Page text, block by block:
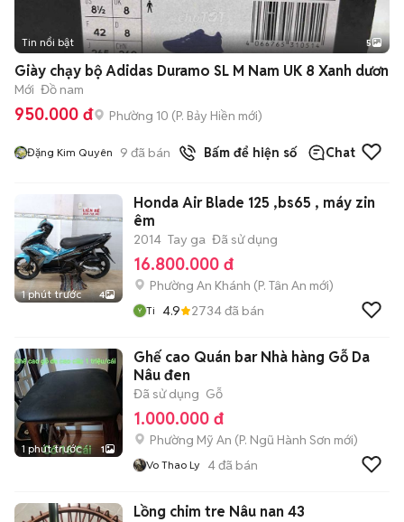
Tin nổi bật 5
Giày chạy bộ Adidas Duramo SL M Nam UK 8 Xanh dươn
Mới Đồ nam
950.000 đ Phường 10 (P. Bảy Hiền mới)
Đặng Kim Quyên 9 đã bán Bấm để hiện số Chat
1 phút trước 4
Honda Air Blade 125 ,bs65 , máy zin
êm
2014 Tay ga Đã sử dụng
16.800.000 đ
Phường An Khánh (P. Tân An mới)
Ti 4.9 2734đã bán
1 phút trước 1
Ghế cao Quán bar Nhà hàng Gỗ Da
Nâu đen
Đã sử dụng Gỗ
1.000.000 đ
Phường Mỹ An (P. Ngũ Hành Sơn mới)
Vo Thao Ly 4đã bán
Lồng chim tre Nâu nan 43